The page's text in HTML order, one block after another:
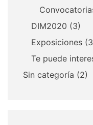
DIM2020 (3)
Exposiciones
Te puede
Sin categoría (2)